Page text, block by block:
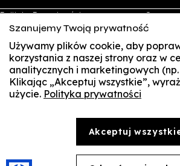
Polityka Prywatności
RODO
Identyfikacja wizualna
O nas
Rekrutacja
Kontakt
Biznes
Wynajem sal
Targi pracy
Student
Multis
Treści zawarte na stronie www.wszib.edu.pl oraz jej
części: kopiowania, reprodukowania, modyfikowania,
Szanujemy Twoją prywatność
Używamy plików cookie, aby
korzystania z naszej strony oraz w
analitycznych i marketingowych
Klikając „Akceptuj wszystkie”,
użycie. Polityka prywatności
Akceptuj